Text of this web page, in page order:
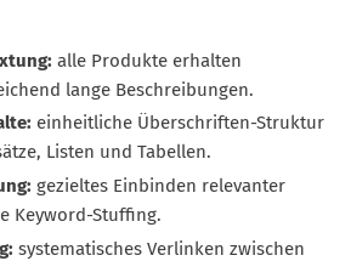
alle Produkte erhalten
lange Beschreibungen.
einheitliche Überschriften-Struktur
Listen und Tabellen.
gezieltes Einbinden relevanter
Keyword-Stuffing.
systematisches Verlinken zwischen